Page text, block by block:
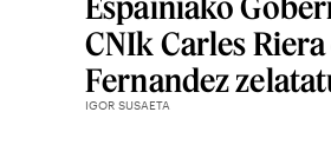
CNIk Carles
Fernandez
IGOR SUSAETA